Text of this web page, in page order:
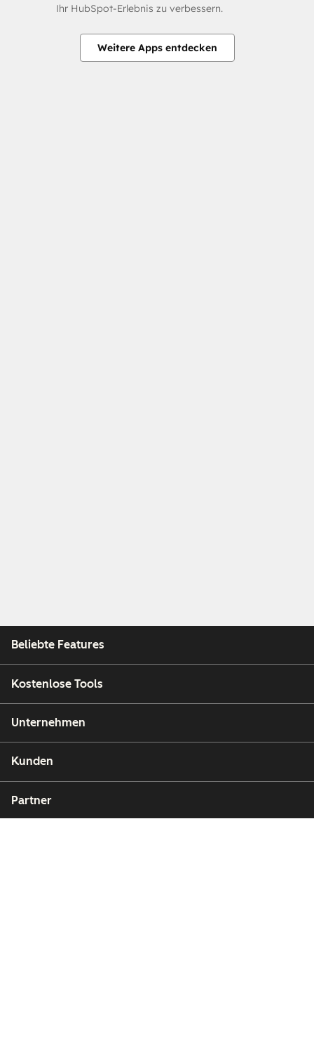
Ihr HubSpot-Erlebnis zu verbessern.
Weitere Apps entdecken
Beliebte Features
Kostenlose Tools
Unternehmen
Kunden
Partner